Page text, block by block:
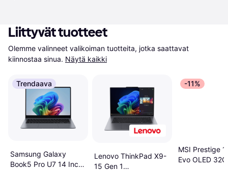
Liittyvät tuotteet
Olemme valinneet valikoiman tuotteita, jotka saattavat
kiinnostaa sinua. Näytä kaikki
Trendaava
Samsung Galaxy
Book5 Pro U7 14 Inch
Lenovo ThinkPad X9-
15 Gen 1
-11%
MSI Prestige
Evo OLED